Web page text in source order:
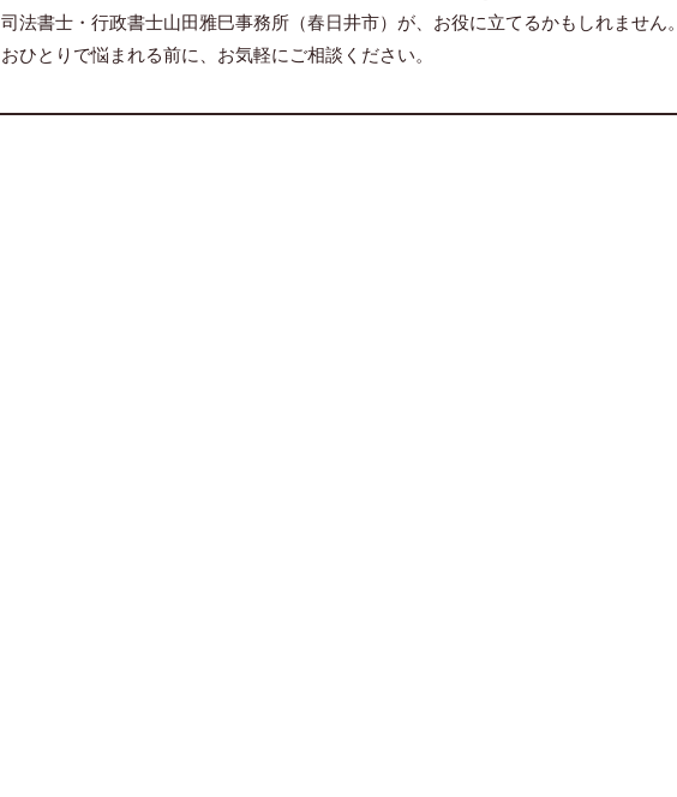
司法書士・行政書士山田雅巳事務所（春日井市）が、お役に立てるかもしれません。
おひとりで悩まれる前に、お気軽にご相談ください。